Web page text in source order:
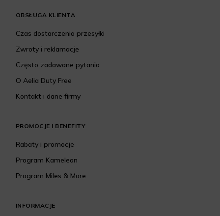
OBSŁUGA KLIENTA
Czas dostarczenia przesyłki
Zwroty i reklamacje
Często zadawane pytania
O Aelia Duty Free
Kontakt i dane firmy
PROMOCJE I BENEFITY
Rabaty i promocje
Program Kameleon
Program Miles & More
INFORMACJE